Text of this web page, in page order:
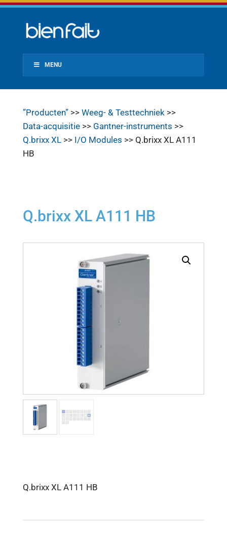
MENU
”Producten”>> Weeg- & Testtechniek>>
Data-acquisitie>> Gantner-instruments >>
Q.brixx XL>> I/O Modules >> Q.brixx XL A111
HB
Q.brixx XL A111 HB
Q.brixx XL A111 HB